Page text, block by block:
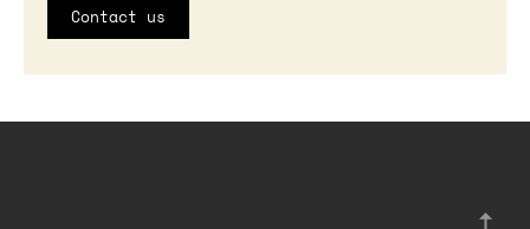
Contact us